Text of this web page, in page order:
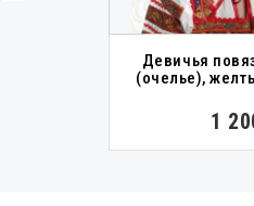
Девичья
(очелье),
1